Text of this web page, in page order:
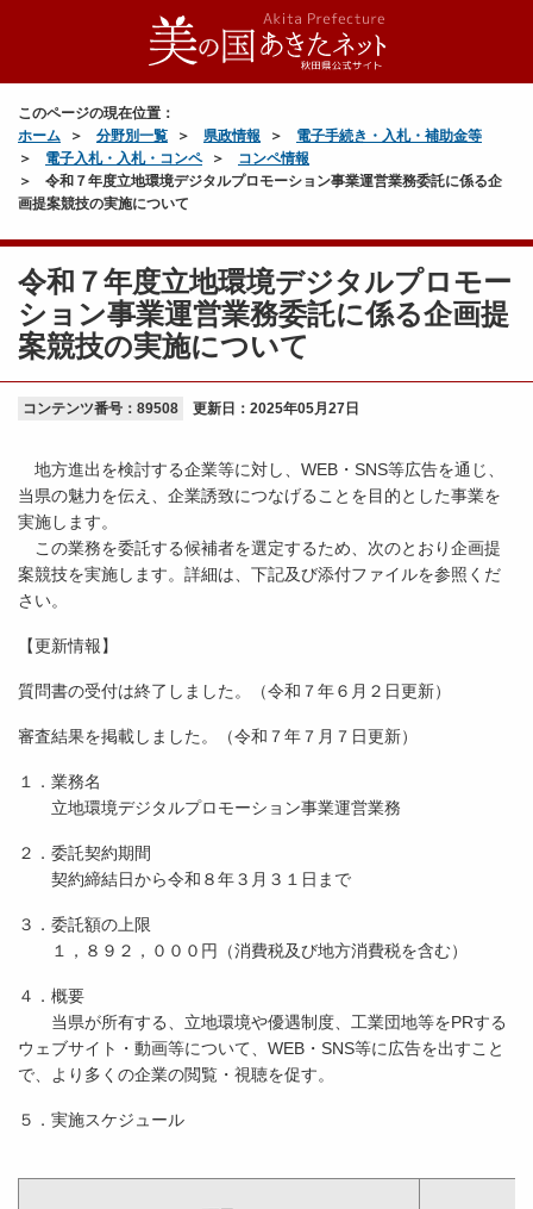
このページの現在位置：
ホーム
分野別一覧 県政情報
電子手続き・入札・補助金等
電子入札・入札・コンペ
コンペ情報
令和７年度立地環境デジタルプロモーション事業運営業務委託に係る企
画提案競技の実施について
令和７年度立地環境デジタルプロモー
ション事業運営業務委託に係る企画提
案競技の実施について
コンテンツ番号：89508 更新日： 2025年05月27日
地方進出を検討する企業等に対し、WEB・SNS等広告を通じ、
当県の魅力を伝え、企業誘致につなげることを目的とした事業を
実施します。
この業務を委託する候補者を選定するため、次のとおり企画提
案競技を実施します。詳細は、下記及び添付ファイルを参照くだ
さい。
【更新情報】
質問書の受付は終了しました。（令和７年６月２日更新）
審査結果を掲載しました。（令和７年７月７日更新）
１．業務名
立地環境デジタルプロモーション事業運営業務
２．委託契約期間
契約締結日から令和８年３月３１日まで
３．委託額の上限
１，８９２，０００円（消費税及び地方消費税を含む）
４．概要
当県が所有する、立地環境や優遇制度、工業団地等をPRする
ウェブサイト・動画等について、WEB・SNS等に広告を出すこと
で、より多くの企業の閲覧・視聴を促す。
５．実施スケジュール